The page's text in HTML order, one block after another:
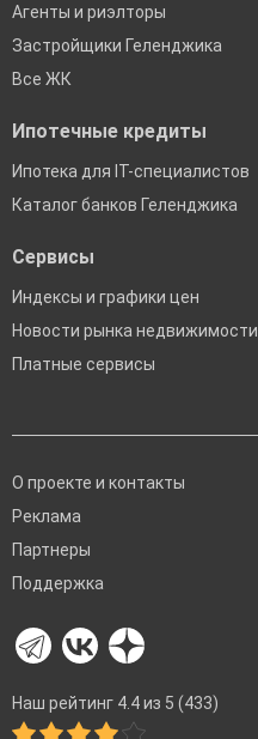
Агенты и риэлторы
Застройщики Геленджика
Все ЖК
Ипотечные кредиты
Ипотека для IT-специалистов
Каталог банков Геленджика
Сервисы
Индексы и графики цен
Новости рынка недвижимости
Платные сервисы
О проекте и контакты
Реклама
Партнеры
Поддержка
Наш рейтинг 4.4 из 5 (433)